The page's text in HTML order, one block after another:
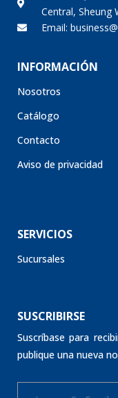
Central, Sheung
Email:
INFORMACIÓN
Nosotros
Catálogo
Contacto
Aviso de privacidad
SERVICIOS
Sucursales
SUSCRIBIRSE
Suscríbase para
publique una nueva